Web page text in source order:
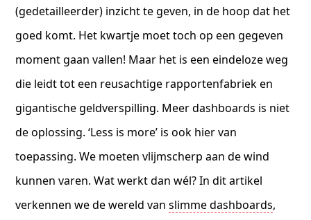
(gedetailleerder) inzicht te geven, in de hoop dat het
goed komt. Het kwartje moet toch op een gegeven
moment gaan vallen! Maar het is een eindeloze weg
die leidt tot een reusachtige rapportenfabriek en
gigantische geldverspilling. Meer dashboards is niet
de oplossing. ‘Less is more’ is ook hier van
toepassing. We moeten vlijmscherp aan de wind
kunnen varen. Wat werkt dan wél? In dit artikel
verkennen we de wereld vanslimme dashboards,